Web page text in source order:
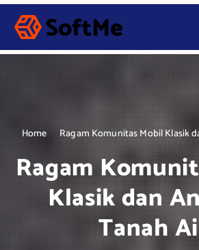
S
p
Home Ragam Komunitas Mobil Klasik
Ragam
Klasik dan
Tanah